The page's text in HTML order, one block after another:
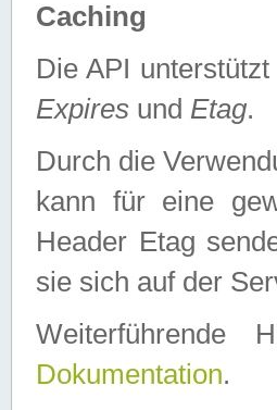
Caching
Die API
Expires und Etag.
Durch die
kann für eine
Header Etag
sie sich auf der
Dokumentation.